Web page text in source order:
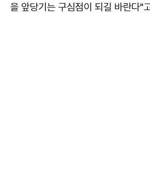
을 앞당기는 구심점이 되길 바란다"